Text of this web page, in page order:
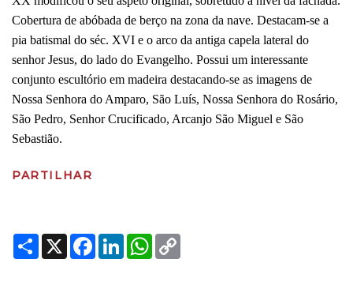
Cobertura de abóbada de berço na zona da nave. Destacam-se a
pia batismal do séc. XVI e o arco da antiga capela lateral do
senhor Jesus, do lado do Evangelho. Possui um interessante
conjunto escultório em madeira destacando-se as imagens de
Nossa Senhora do Amparo, São Luís, Nossa Senhora do Rosário,
São Pedro, Senhor Crucificado, Arcanjo São Miguel e São
Sebastião.
PARTILHAR
Share
X Facebook
LinkedInWhatsApp